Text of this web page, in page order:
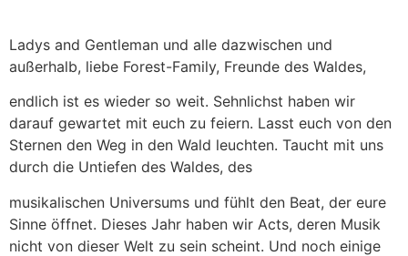
Ladys and Gentleman und alle dazwischen und
außerhalb, liebe Forest-Family, Freunde des Waldes,
endlich ist es wieder so weit. Sehnlichst haben wir
darauf gewartet mit euch zu feiern. Lasst euch von den
Sternen den Weg in den Wald leuchten. Taucht mit uns
durch die Untiefen des Waldes, des
musikalischen Universums und fühlt den Beat, der eure
Sinne öffnet. Dieses Jahr haben wir Acts, deren Musik
nicht von dieser Welt zu sein scheint. Und noch einige